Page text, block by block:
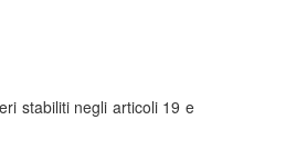
stabiliti negli articoli 19 e